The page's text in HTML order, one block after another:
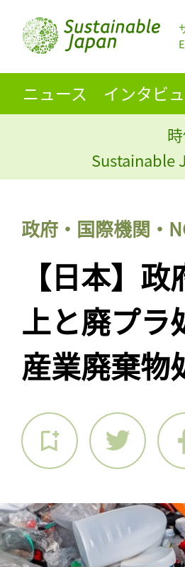
ニュース インタビ
Sustainable
政府・国際機関・
【日本】
上と廃プラ
産業廃棄物